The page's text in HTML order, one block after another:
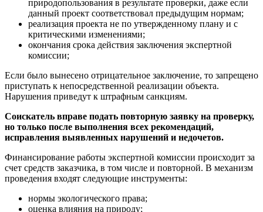
природопользования в результате проверки, даже если
данный проект соответствовал предыдущим нормам;
реализация проекта не по утвержденному плану и с
критическими изменениями;
окончания срока действия заключения экспертной
комиссии;
Если было вынесено отрицательное заключение, то запрещено
приступать к непосредственной реализации объекта.
Нарушения приведут к штрафным санкциям.
Соискатель вправе подать повторную заявку на проверку,
но только после выполнения всех рекомендаций,
исправления выявленных нарушений и недочетов.
Финансирование работы экспертной комиссии происходит за
счет средств заказчика, в том числе и повторной. В механизм
проведения входят следующие инструменты:
нормы экологического права;
оценка влияния на природу;